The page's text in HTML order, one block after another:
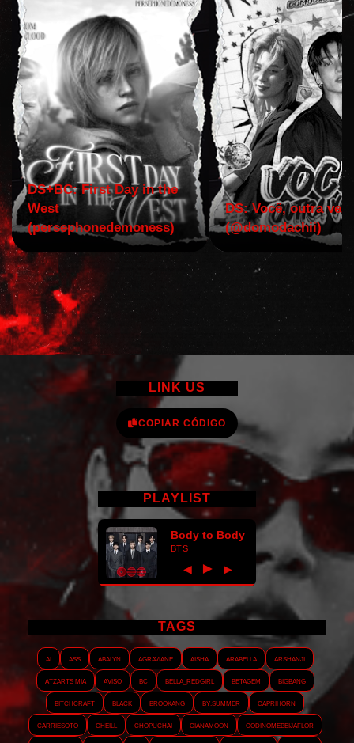
DS+BC: First Day in the
West
(persephonedemoness)
DS: Você, outra vez!
(@domodachii)
LINK US
COPIAR CÓDIGO
PLAYLIST
Body to Body
BTS
◀ ► ▶
TAGS
AI ASS Abalyn Agraviane Aisha Arabella
Arshanji
Atzarts Mia
Aviso BC Bella_RedGirl Betagem
Bigbang
Bitchcraft
Black Brookang By.summer
Caprihorn
Carriesoto
Cheill Chopuchai Cianamoon
Codinomebeijaflor